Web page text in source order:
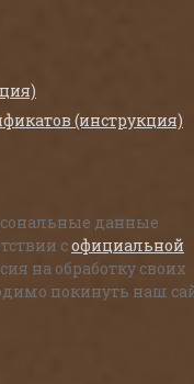
(инструкция)
данные
софициальной
на обработку своих
покинуть наш